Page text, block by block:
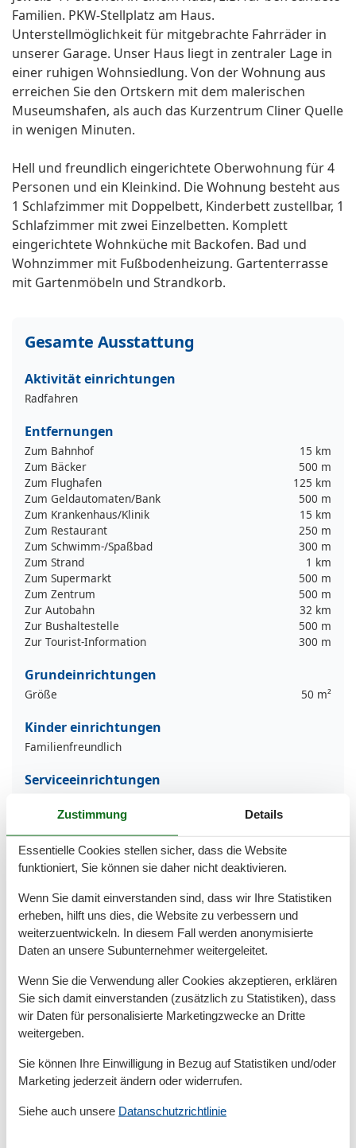
Familien. PKW-Stellplatz am Haus.
Unterstellmöglichkeit für mitgebrachte Fahrräder in
unserer Garage. Unser Haus liegt in zentraler Lage in
einer ruhigen Wohnsiedlung. Von der Wohnung aus
erreichen Sie den Ortskern mit dem malerischen
Museumshafen, als auch das Kurzentrum Cliner Quelle
in wenigen Minuten.
Hell und freundlich eingerichtete Oberwohnung für 4
Personen und ein Kleinkind. Die Wohnung besteht aus
1 Schlafzimmer mit Doppelbett, Kinderbett zustellbar, 1
Schlafzimmer mit zwei Einzelbetten. Komplett
eingerichtete Wohnküche mit Backofen. Bad und
Wohnzimmer mit Fußbodenheizung. Gartenterrasse
mit Gartenmöbeln und Strandkorb.
Gesamte Ausstattung
Aktivität einrichtungen
Radfahren
Entfernungen
Zum Bahnhof
15 km
Zum Bäcker
500 m
Zum Flughafen
125 km
Zum Geldautomaten/Bank
500 m
Zum Krankenhaus/Klinik
15 km
Zum Restaurant
250 m
Zum Schwimm-/Spaßbad
300 m
Zum Strand
1 km
Zum Supermarkt
500 m
Zum Zentrum
500 m
Zur Autobahn
32 km
Zur Bushaltestelle
500 m
Zur Tourist-Information
300 m
Grundeinrichtungen
Größe 50 m²
Kinder einrichtungen
Familienfreundlich
Serviceeinrichtungen
Doppelbett
Dusche/WC
Einzelbett
Heizung
Internet - WLAN
Küche (offen)
Kühlschrank
Mehrere Schlafzimmer
Nichtraucher
Reise-/Kinderbett
Strandkorb (persönlich)
Tiere nicht erlaubt
TV - Flachbild
Umliegende einrichtungen
Fahrradunterstellmöglichkeit
Garten zur Nutzung
Parkplatz
Zustimmung Details
Essentielle Cookies stellen sicher, dass die Website
funktioniert, Sie können sie daher nicht deaktivieren.
Wenn Sie damit einverstanden sind, dass wir Ihre Statistiken
erheben, hilft uns dies, die Website zu verbessern und
weiterzuentwickeln. In diesem Fall werden anonymisierte
Daten an unsere Subunternehmer weitergeleitet.
Wenn Sie die Verwendung aller Cookies akzeptieren, erklären
Sie sich damit einverstanden (zusätzlich zu Statistiken), dass
wir Daten für personalisierte Marketingzwecke an Dritte
weitergeben.
Sie können Ihre Einwilligung in Bezug auf Statistiken und/oder
Marketing jederzeit ändern oder widerrufen.
Siehe auch unsere Datanschutzrichtlinie